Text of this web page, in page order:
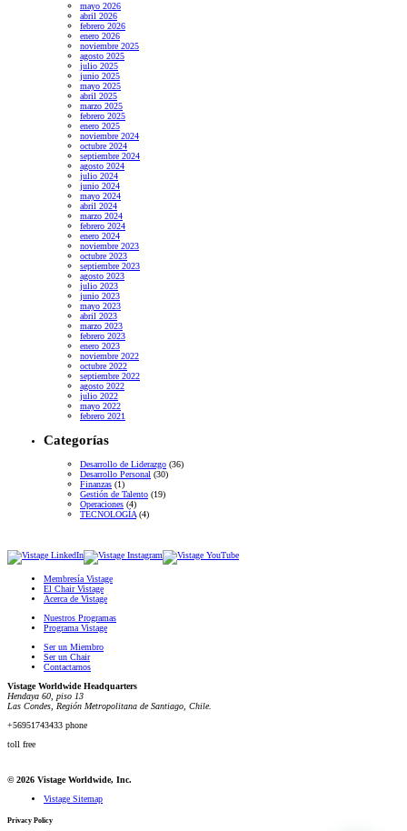
mayo 2026
abril 2026
febrero 2026
enero 2026
noviembre 2025
agosto 2025
julio 2025
junio 2025
mayo 2025
abril 2025
marzo 2025
febrero 2025
enero 2025
noviembre 2024
octubre 2024
septiembre 2024
agosto 2024
julio 2024
junio 2024
mayo 2024
abril 2024
marzo 2024
febrero 2024
enero 2024
noviembre 2023
octubre 2023
septiembre 2023
agosto 2023
julio 2023
junio 2023
mayo 2023
abril 2023
marzo 2023
febrero 2023
enero 2023
noviembre 2022
octubre 2022
septiembre 2022
agosto 2022
julio 2022
mayo 2022
febrero 2021
Categorías
Desarrollo de Liderazgo (36)
Desarrollo Personal (30)
Finanzas (1)
Gestión de Talento (19)
Operaciones (4)
TECNOLOGÍA (4)
Membresía Vistage
El Chair Vistage
Acerca de Vistage
Nuestros Programas
Programa Vistage
Ser un Miembro
Ser un Chair
Contactarnos
Vistage Worldwide Headquarters
Hendaya 60, piso 13
Las Condes, Región Metropolitana de Santiago, Chile.
+56951743433 phone
toll free
© 2026 Vistage Worldwide, Inc.
Vistage Sitemap
Privacy Policy